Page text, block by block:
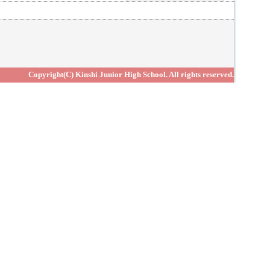
Copyright(C) Kinshi Junior High School. All rights reserved.